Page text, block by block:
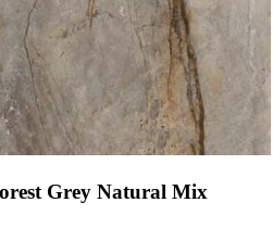
Grey Natural Mix